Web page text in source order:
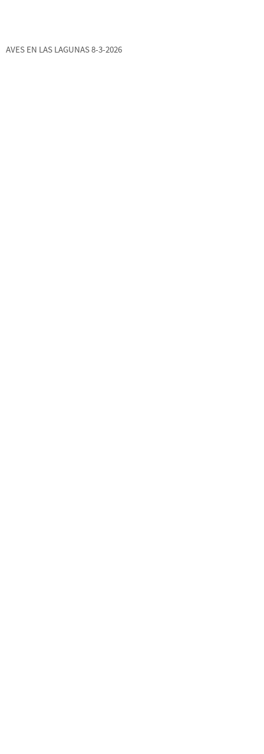
AVES EN LAS LAGUNAS 8-3-2026